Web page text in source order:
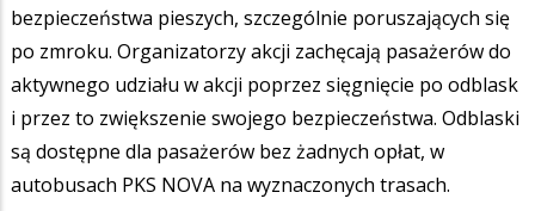
bezpieczeństwa pieszych, szczególnie poruszających się
po zmroku. Organizatorzy akcji zachęcają pasażerów do
aktywnego udziału w akcji poprzez sięgnięcie po odblask
i przez to zwiększenie swojego bezpieczeństwa. Odblaski
są dostępne dla pasażerów bez żadnych opłat, w
autobusach PKS NOVA na wyznaczonych trasach.